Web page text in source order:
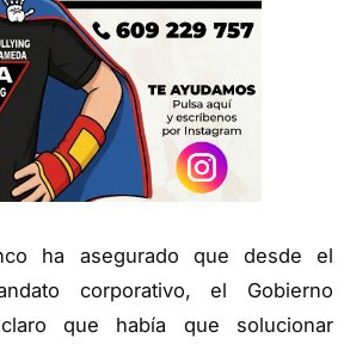
ha asegurado que desde el
corporativo, el Gobierno
que había que solucionar